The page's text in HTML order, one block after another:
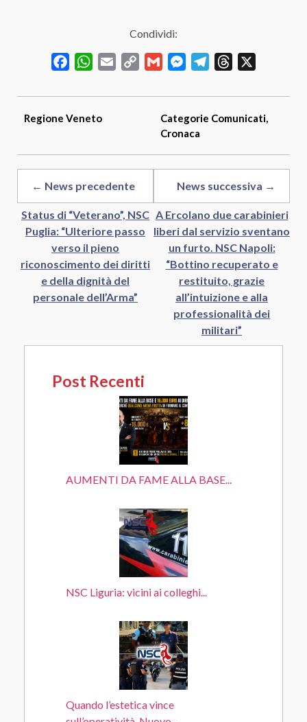
Condividi:
FacebookWhatsApp
Email
Copy
Gmail MessengerTelegramThreads
Regione Veneto Categorie Comunicati,
Cronaca
← News precedente
Status di “Veterano”, NSC
Puglia: “Ulteriore passo
verso il pieno
riconoscimento dei diritti
e della dignità del
personale dell’Arma”
News successiva →
A Ercolano due carabinieri
liberi dal servizio sventano
un furto. NSC Napoli:
“Bottino recuperato e
restituito, grazie
all’intuizione e alla
professionalità dei
militari”
Post Recenti
AUMENTI DA FAME ALLA BASE...
NSC Liguria: vicini ai colleghi...
Quando l’estetica vince